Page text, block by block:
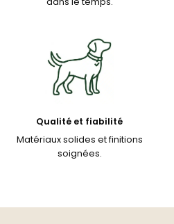
Qualité et fiabilité
Matériaux solides et finitions
soignées.